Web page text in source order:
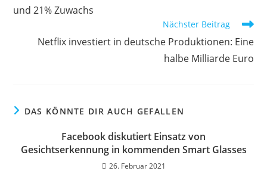
und 21% Zuwachs
Nächster Beitrag
Netflix investiert in deutsche Produktionen: Eine
halbe Milliarde Euro
DAS KÖNNTE DIR AUCH GEFALLEN
Facebook diskutiert Einsatz von
Gesichtserkennung in kommenden Smart Glasses
26. Februar 2021